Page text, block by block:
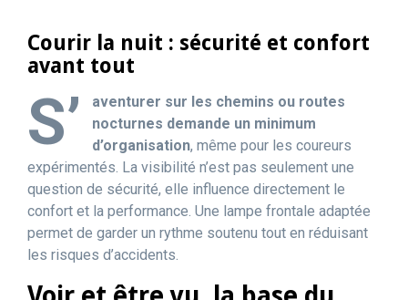
Courir la nuit : sécurité et confort
avant tout
S’
aventurer sur les chemins ou routes
nocturnes demande un minimum
d’organisation, même pour les coureurs
expérimentés. La visibilité n’est pas seulement une
question de sécurité, elle influence directement le
confort et la performance. Une lampe frontale adaptée
permet de garder un rythme soutenu tout en réduisant
les risques d’accidents.